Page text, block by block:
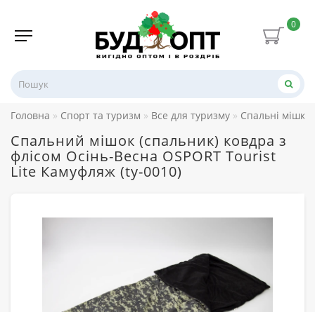
0
Головна Спорт та туризм Все для туризму Спальні мішки
Спальний мішок (спальник) ковдра з
флісом Осінь-Весна OSPORT Tourist
Lite Камуфляж (ty-0010)